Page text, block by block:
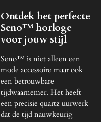
Ontdek het perfecte
Seno™ horloge
voor jouw stijl
Seno™ is niet alleen een
mode accessoire maar ook
een betrouwbare
tijdwaarnemer. Het heeft
een precisie quartz uurwerk
dat de tijd nauwkeurig